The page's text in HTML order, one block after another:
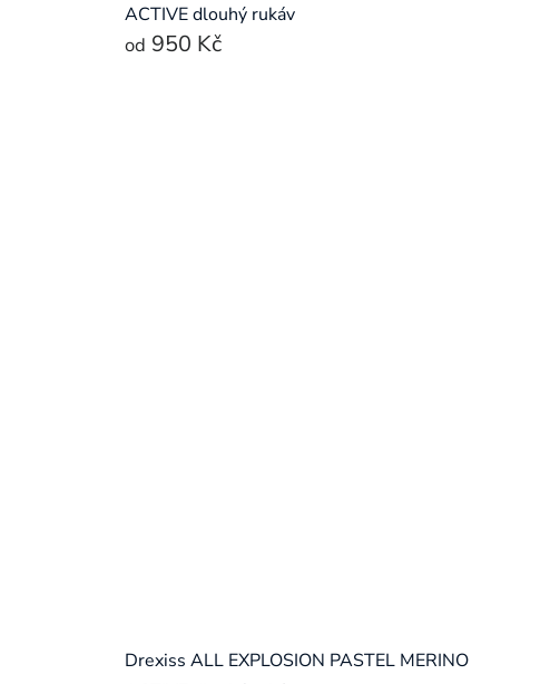
ACTIVE dlouhý rukáv
od 950 Kč
Drexiss ALL EXPLOSION PASTEL MERINO